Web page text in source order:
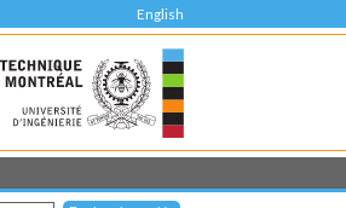
English